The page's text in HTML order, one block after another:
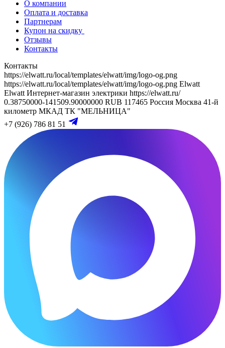
О компании
Оплата и доставка
Партнерам
Купон на скидку
Отзывы
Контакты
Контакты
https://elwatt.ru/local/templates/elwatt/img/logo-og.png
https://elwatt.ru/local/templates/elwatt/img/logo-og.png Elwatt
Elwatt Интернет-магазин электрики https://elwatt.ru/
0.38750000-141509.90000000 RUB 117465 Россия Москва 41-й
километр МКАД ТК "МЕЛЬНИЦА"
+7 (926) 786 81 51